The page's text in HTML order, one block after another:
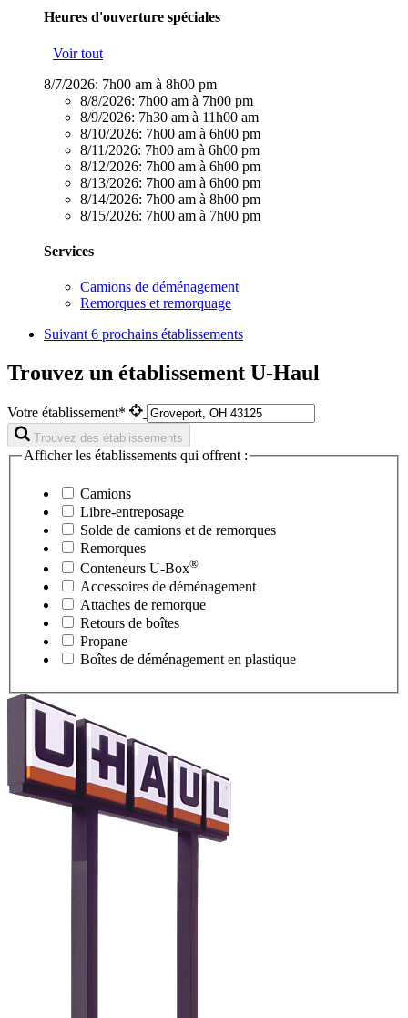
Heures d'ouverture spéciales
Voir tout
8/7/2026: 7h00 am à 8h00 pm
8/8/2026: 7h00 am à 7h00 pm
8/9/2026: 7h30 am à 11h00 am
8/10/2026: 7h00 am à 6h00 pm
8/11/2026: 7h00 am à 6h00 pm
8/12/2026: 7h00 am à 6h00 pm
8/13/2026: 7h00 am à 6h00 pm
8/14/2026: 7h00 am à 8h00 pm
8/15/2026: 7h00 am à 7h00 pm
Services
Camions de déménagement
Remorques et remorquage
Suivant 6 prochains établissements
Trouvez un établissement U-Haul
Votre établissement*
Trouvez des établissements
Afficher les établissements qui offrent :
Camions
Libre-entreposage
Solde de camions et de remorques
Remorques
Conteneurs U-Box®
Accessoires de déménagement
Attaches de remorque
Retours de boîtes
Propane
Boîtes de déménagement en plastique